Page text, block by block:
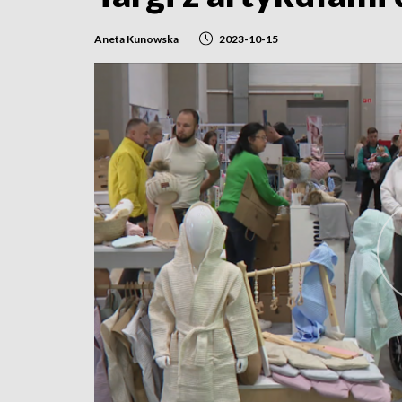
Aneta Kunowska 2023-10-15